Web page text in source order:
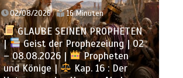
02/08/2026 16 Minuten
GLAUBE SEINEN PROPHETEN
|
Geist der Prophezeiung | 02
– 08.08.2026 |
Propheten
und Könige |
Kap. 16 : Der